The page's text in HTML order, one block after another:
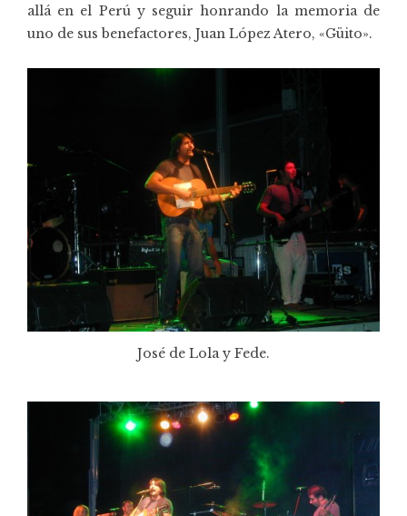
allá en el Perú y seguir honrando la memoria de
uno de sus benefactores, Juan López Atero, «Güito».
José de Lola y Fede.